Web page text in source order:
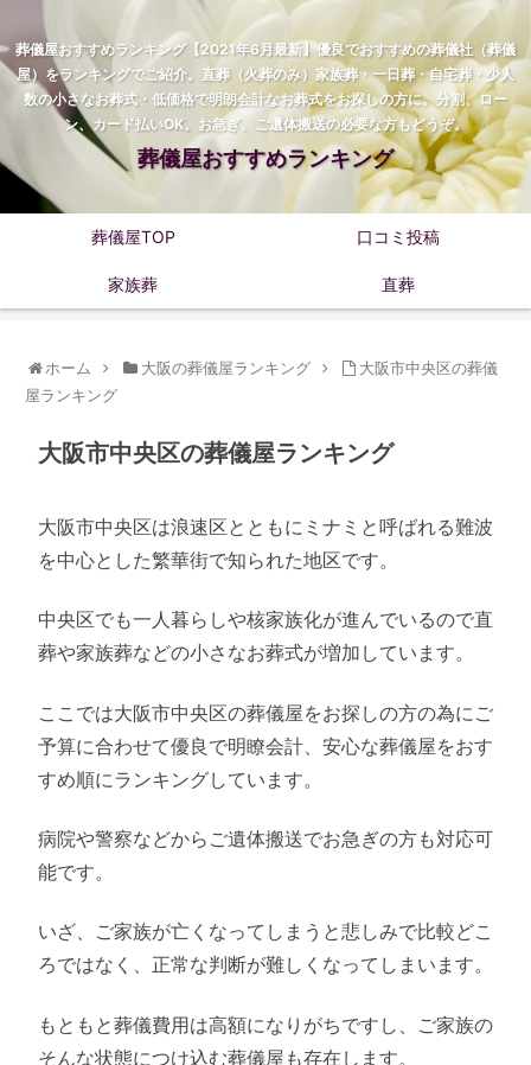
葬儀屋おすすめランキング【2021年6月最新】優良でおすすめの葬儀社（葬儀
屋）をランキングでご紹介。直葬（火葬のみ）家族葬・一日葬・自宅葬・少人
数の小さなお葬式・低価格で明朗会計なお葬式をお探しの方に。分割、ロー
ン、カード払いOK。お急ぎ、ご遺体搬送の必要な方もどうぞ。
葬儀屋おすすめランキング
葬儀屋TOP 口コミ投稿
家族葬 直葬
ホーム 大阪の葬儀屋ランキング
大阪市中央区の葬儀
屋ランキング
大阪市中央区の葬儀屋ランキング
大阪市中央区は浪速区とともにミナミと呼ばれる難波
を中心とした繁華街で知られた地区です。
中央区でも一人暮らしや核家族化が進んでいるので直
葬や家族葬などの小さなお葬式が増加しています。
ここでは大阪市中央区の葬儀屋をお探しの方の為にご
予算に合わせて優良で明瞭会計、安心な葬儀屋をおす
すめ順にランキングしています。
病院や警察などからご遺体搬送でお急ぎの方も対応可
能です。
いざ、ご家族が亡くなってしまうと悲しみで比較どこ
ろではなく、正常な判断が難しくなってしまいます。
もともと葬儀費用は高額になりがちですし、ご家族の
そんな状態につけ込む葬儀屋も存在します。